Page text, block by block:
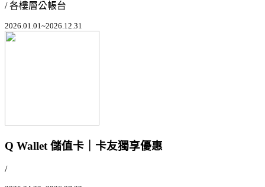
/ 各樓層公帳台
2026.01.01~2026.12.31
Q Wallet 儲值卡｜卡友獨享優惠
/